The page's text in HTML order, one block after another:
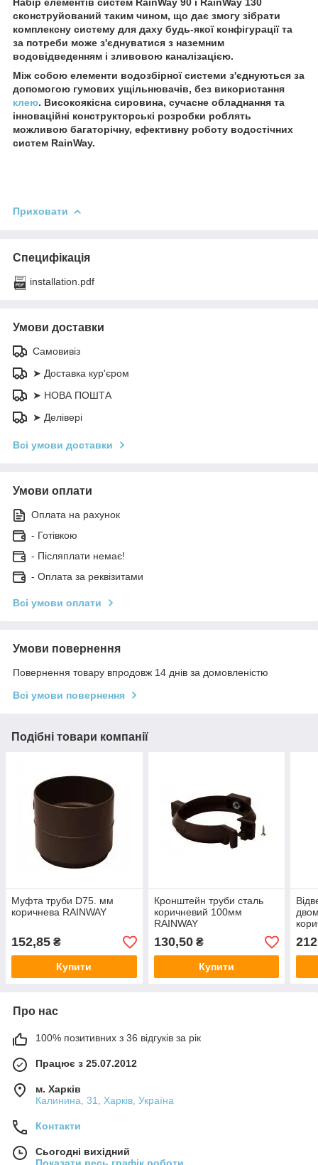
сконструйований таким чином, що дає змогу зібрати
комплексну систему для даху будь-якої конфігурації та
за потреби може з'єднуватися з наземним
водовідведенням і зливовою каналізацією.
Між собою елементи водозбірної системи з'єднуються за
допомогою гумових ущільнювачів, без використання
клею. Високоякісна сировина, сучасне обладнання та
інноваційні конструкторські розробки роблять
можливою багаторічну, ефективну роботу водостічних
систем RainWay.
Приховати
Специфікація
installation.pdf
Умови доставки
Самовивіз
➤ Доставка кур'єром
➤ НОВА ПОШТА
➤ Делівері
Всі умови доставки
Умови оплати
Оплата на рахунок
- Готівкою
- Післяплати немає!
- Оплата за реквізитами
Всі умови оплати
Умови повернення
Повернення товару впродовж 14 днів за домовленістю
Всі умови повернення
Подібні товари компанії
Муфта труби D75. мм
коричнева RAINWAY
152,85 ₴
Купити
Кронштейн труби сталь
коричневий 100мм
RAINWAY
130,50₴
Купити
Про нас
100% позитивних з 36 відгуків за рік
Працює з 25.07.2012
м. Харків
Калинина, 31, Харків, Україна
Контакти
Сьогодні вихідний